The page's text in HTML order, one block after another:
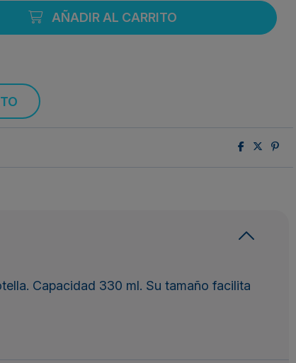
AÑADIR AL CARRITO
Capacidad 330 ml. Su tamaño facilita